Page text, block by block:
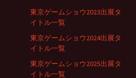
東京ゲームショウ2023出展タ
イトル一覧
東京ゲームショウ2024出展タ
イトル一覧
東京ゲームショウ2025出展タ
イトル一覧